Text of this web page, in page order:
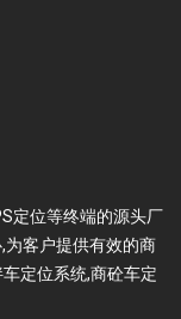
定位等终端的源头厂
为客户提供有效的商
定位系统,商砼车定